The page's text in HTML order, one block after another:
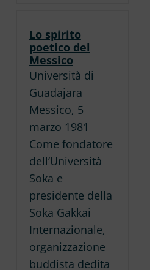
Lo spirito
poetico del
Messico
Università di
Guadajara
Messico, 5
marzo 1981
Come fondatore
dell’Università
Soka e
presidente della
Soka Gakkai
Internazionale,
organizzazione
buddista dedita